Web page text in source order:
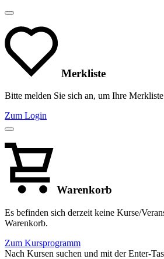
Merkliste
Bitte melden Sie sich an, um Ihre Merkliste
Zum Login
Warenkorb
Es befinden sich derzeit keine Kurse/
Warenkorb.
Zum Kursprogramm
Nach Kursen suchen und mit der Enter-